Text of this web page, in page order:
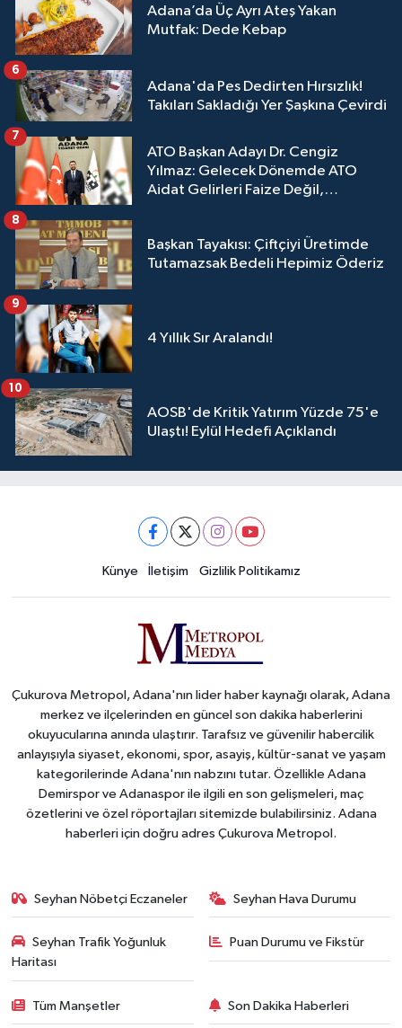
Adana’da Üç Ayrı Ateş Yakan
Mutfak: Dede Kebap
Adana'da Pes Dedirten Hırsızlık!
Takıları Sakladığı Yer Şaşkına Çevirdi
6
ATO Başkan Adayı Dr. Cengiz
Yılmaz: Gelecek Dönemde ATO
Aidat Gelirleri Faize Değil,
7
Başkan Tayakısı: Çiftçiyi Üretimde
Tutamazsak Bedeli Hepimiz Öderiz
8
4 Yıllık Sır Aralandı!
9
AOSB'de Kritik Yatırım Yüzde 75'e
Ulaştı! Eylül Hedefi Açıklandı
10
Künye İletişim Gizlilik Politikamız
Çukurova Metropol, Adana'nın lider haber kaynağı olarak, Adana
merkez ve ilçelerinden en güncel son dakika haberlerini
okuyucularına anında ulaştırır. Tarafsız ve güvenilir habercilik
anlayışıyla siyaset, ekonomi, spor, asayiş, kültür-sanat ve yaşam
kategorilerinde Adana'nın nabzını tutar. Özellikle Adana
Demirspor ve Adanaspor ile ilgili en son gelişmeleri, maç
özetlerini ve özel röportajları sitemizde bulabilirsiniz. Adana
haberleri için doğru adres Çukurova Metropol.
Seyhan Nöbetçi Eczaneler Seyhan Hava Durumu
Seyhan Trafik Yoğunluk
Haritası
Puan Durumu ve Fikstür
Tüm Manşetler Son Dakika Haberleri